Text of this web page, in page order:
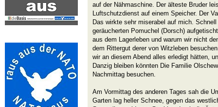
auf der Nähmaschine. Der älteste Bruder
Luftschutzdienst auf einem Speicher. Der
Das wirkte sehr miserabel auf mich.
geräucherten Pomuchel (Dorsch)
aus dem Lagerleben und warum wir nicht
dem Rittergut derer von Witzleben
wir an diesem Abend alles erledigt hätten,
Danzig bleiben könnten Die Familie
Nachmittag besuchen.
Am Vormittag des anderen Tages sah die
Garten lag heller Schnee, gegen das